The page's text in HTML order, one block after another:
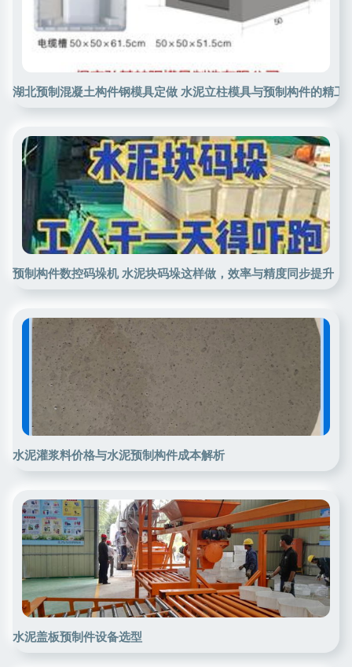
湖北预制混凝土构件钢模具定做 水泥立柱模具与预制构件的精工
预制构件数控码垛机 水泥块码垛这样做，效率与精度同步提升
水泥灌浆料价格与水泥预制构件成本解析
水泥盖板预制件设备选型